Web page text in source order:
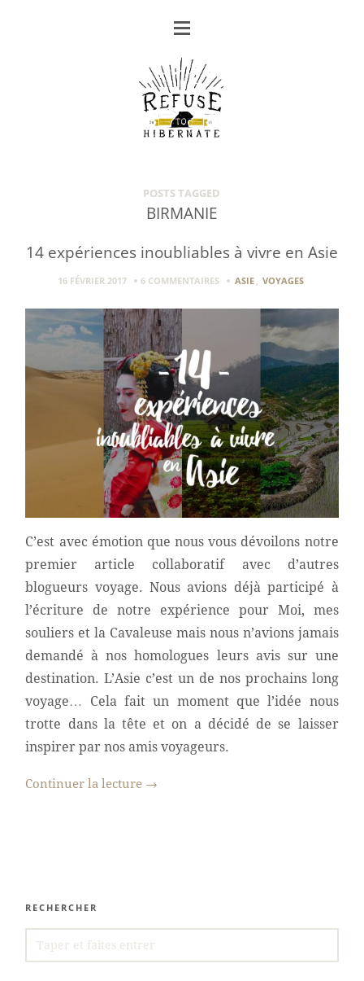
POSTS TAGGED
BIRMANIE
14 expériences inoubliables à vivre en Asie
16 FÉVRIER 2017 6 COMMENTAIRES ASIE VOYAGES
C’est avec émotion que nous vous dévoilons notre
premier article collaboratif avec d’autres
blogueurs voyage. Nous avions déjà participé à
l’écriture de notre expérience pour Moi, mes
souliers et la Cavaleuse mais nous n’avions jamais
demandé à nos homologues leurs avis sur une
destination. L’Asie c’est un de nos prochains long
voyage… Cela fait un moment que l’idée nous
trotte dans la tête et on a décidé de se laisser
inspirer par nos amis voyageurs.
Continuer la lecture →
RECHERCHER
FOR: